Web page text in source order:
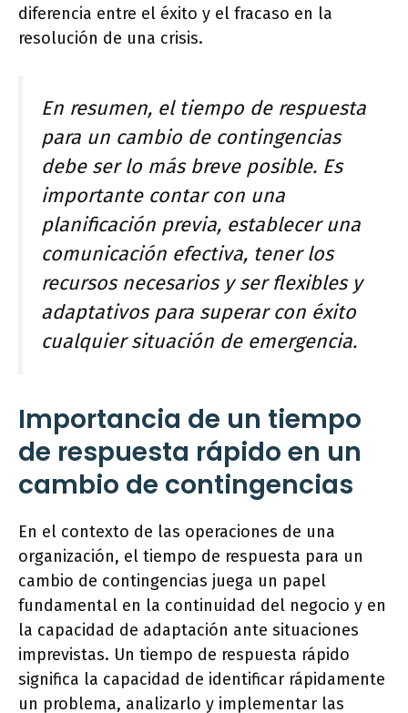
diferencia entre el éxito y el fracaso en la
resolución de una crisis.
En resumen, el tiempo de respuesta
para un cambio de contingencias
debe ser lo más breve posible. Es
importante contar con una
planificación previa, establecer una
comunicación efectiva, tener los
recursos necesarios y ser flexibles y
adaptativos para superar con éxito
cualquier situación de emergencia.
Importancia de un tiempo
de respuesta rápido en un
cambio de contingencias
En el contexto de las operaciones de una
organización, el tiempo de respuesta para un
cambio de contingencias juega un papel
fundamental en la continuidad del negocio y en
la capacidad de adaptación ante situaciones
imprevistas. Un tiempo de respuesta rápido
significa la capacidad de identificar rápidamente
un problema, analizarlo y implementar las